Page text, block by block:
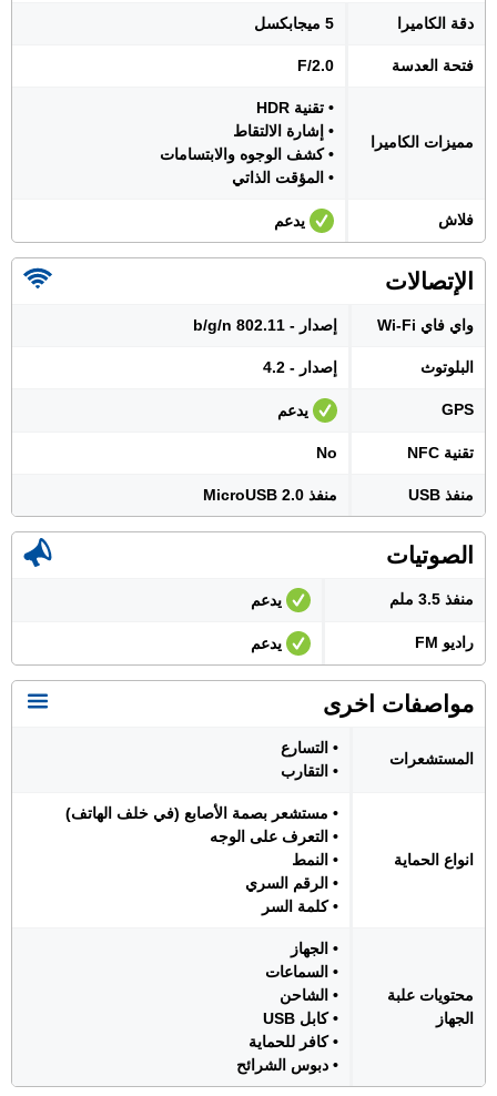
دقة الكاميرا 5 ميجابكسل
فتحة العدسة F/2.0
مميزات الكاميرا
• تقنية HDR
• إشارة الالتقاط
• كشف الوجوه والابتسامات
• المؤقت الذاتي
فلاش يدعم
الإتصالات
واي فاي Wi-Fi إصدار - 802.11 b/g/n
البلوتوث إصدار - 4.2
GPS يدعم
تقنية NFC No
منفذ USB منفذ MicroUSB 2.0
الصوتيات
منفذ 3.5 ملم يدعم
راديو FM يدعم
مواصفات اخرى
المستشعرات
• التسارع
• التقارب
انواع الحماية
• مستشعر بصمة الأصابع (في خلف الهاتف)
• التعرف على الوجه
• النمط
• الرقم السري
• كلمة السر
محتويات علبة
الجهاز
• الجهاز
• السماعات
• الشاحن
• كابل USB
• كافر للحماية
• دبوس الشرائح